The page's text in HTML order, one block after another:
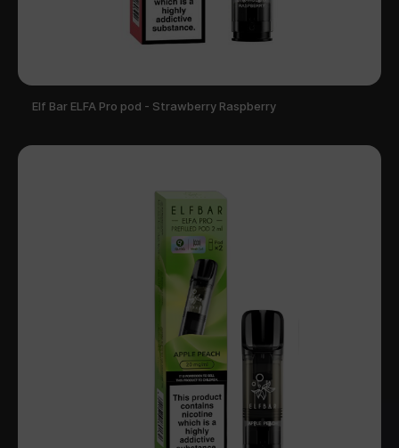
Elf Bar ELFA Pro pod - Strawberry Raspberry